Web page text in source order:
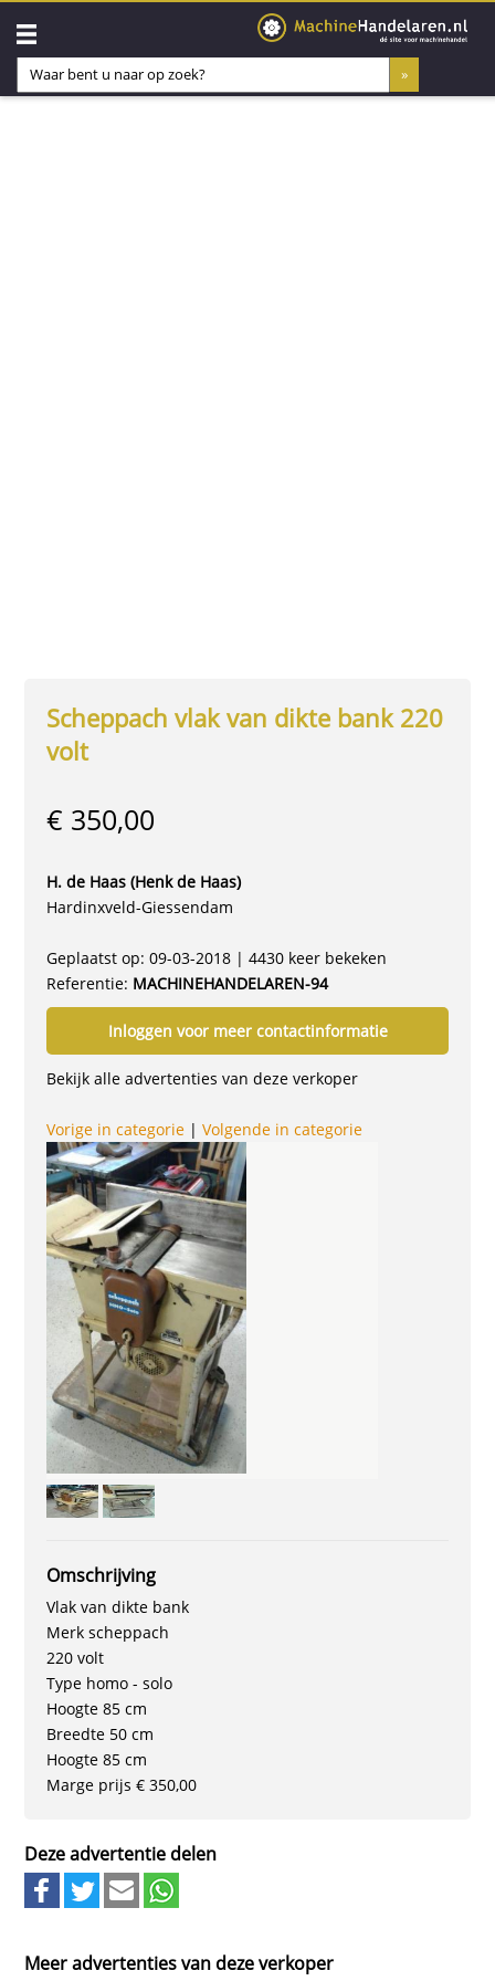
Scheppach vlak van dikte bank 220
volt
€ 350,00
H. de Haas (Henk de Haas)
Hardinxveld-Giessendam
Geplaatst op: 09-03-2018 | 4430 keer bekeken
Referentie: MACHINEHANDELAREN-94
Inloggen voor meer contactinformatie
Bekijk alle advertenties van deze verkoper
Vorige in categorie |Volgende in categorie
Omschrijving
Vlak van dikte bank
Merk scheppach
220 volt
Type homo - solo
Hoogte 85 cm
Breedte 50 cm
Hoogte 85 cm
Marge prijs € 350,00
Deze advertentie delen
Meer advertenties van deze verkoper